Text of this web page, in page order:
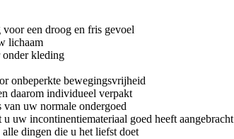
voor een droog en fris gevoel
lichaam
onder kleding
onbeperkte bewegingsvrijheid
daarom individueel verpakt
van uw normale ondergoed
uw incontinentiemateriaal goed heeft aangebracht
dingen die u het liefst doet